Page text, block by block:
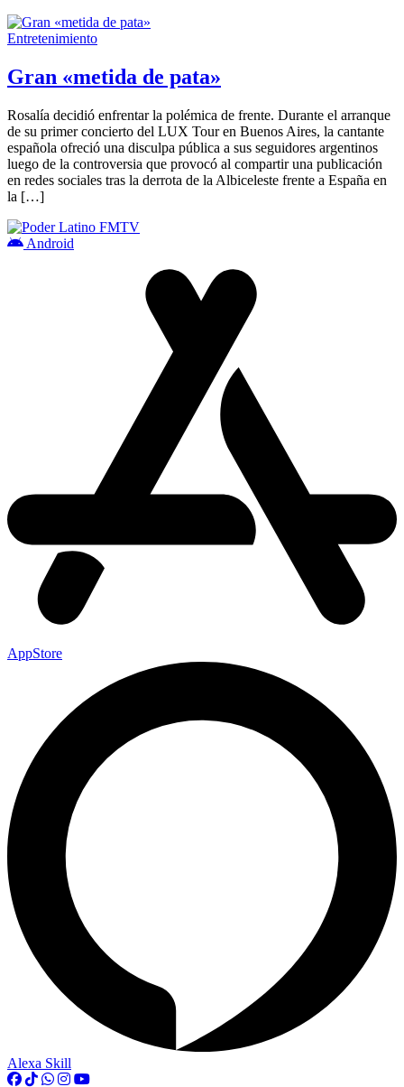
Entretenimiento
Gran «metida de pata»
Rosalía decidió enfrentar la polémica de frente. Durante el arranque
de su primer concierto del LUX Tour en Buenos Aires, la cantante
española ofreció una disculpa pública a sus seguidores argentinos
luego de la controversia que provocó al compartir una publicación
en redes sociales tras la derrota de la Albiceleste frente a España en
la […]
Android
AppStore
Alexa Skill